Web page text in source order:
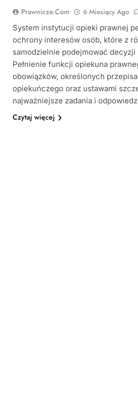
Prawnicze.com 6 Miesięcy Ago
System instytucji opieki prawnej
ochrony interesów osób, które z
samodzielnie podejmować decyzji
Pełnienie funkcji opiekuna
obowiązków, określonych
opiekuńczego oraz ustawami
najważniejsze zadania i
Czytaj więcej